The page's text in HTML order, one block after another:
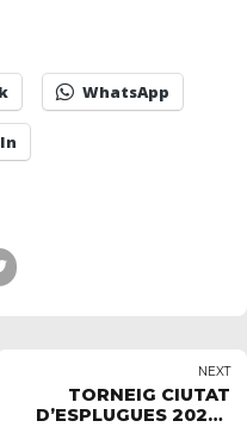
WhatsApp
NEXT
TORNEIG CIUTAT
D’ESPLUGUES 2026 |